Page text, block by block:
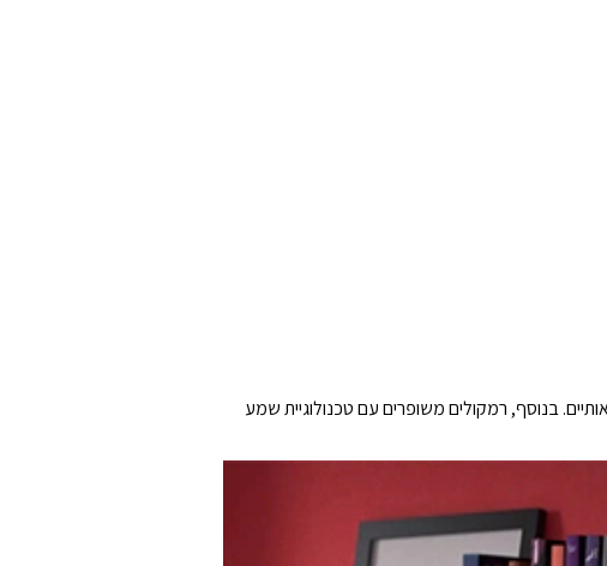
בנוסף, רמקולים משופרים עם טכנולוגיית שמע